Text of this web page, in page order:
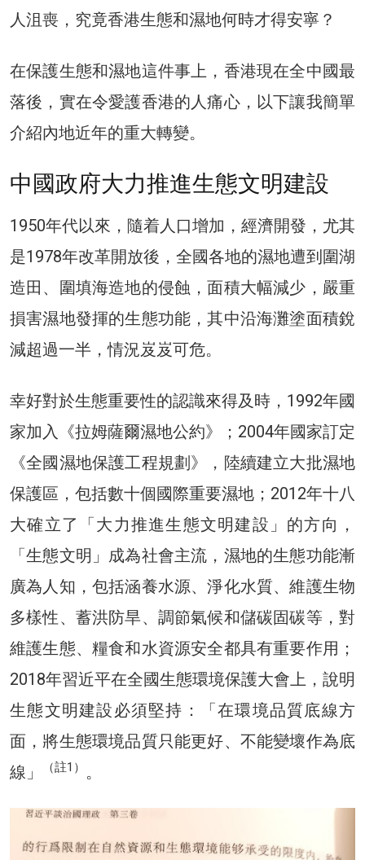
人沮喪，究竟香港生態和濕地何時才得安寧？
在保護生態和濕地這件事上，香港現在全中國最
落後，實在令愛護香港的人痛心，以下讓我簡單
介紹內地近年的重大轉變。
中國政府大力推進生態文明建設
1950年代以來，隨着人口增加，經濟開發，尤其
是1978年改革開放後，全國各地的濕地遭到圍湖
造田、圍填海造地的侵蝕，面積大幅減少，嚴重
損害濕地發揮的生態功能，其中沿海灘塗面積銳
減超過一半，情況岌岌可危。
幸好對於生態重要性的認識來得及時，1992年國
家加入《拉姆薩爾濕地公約》；2004年國家訂定
《全國濕地保護工程規劃》，陸續建立大批濕地
保護區，包括數十個國際重要濕地；2012年十八
大確立了「大力推進生態文明建設」的方向，
「生態文明」成為社會主流，濕地的生態功能漸
廣為人知，包括涵養水源、淨化水質、維護生物
多樣性、蓄洪防旱、調節氣候和儲碳固碳等，對
維護生態、糧食和水資源安全都具有重要作用；
2018年習近平在全國生態環境保護大會上，說明
生態文明建設必須堅持：「在環境品質底線方
面，將生態環境品質只能更好、不能變壞作為底
線」
（註1） 。